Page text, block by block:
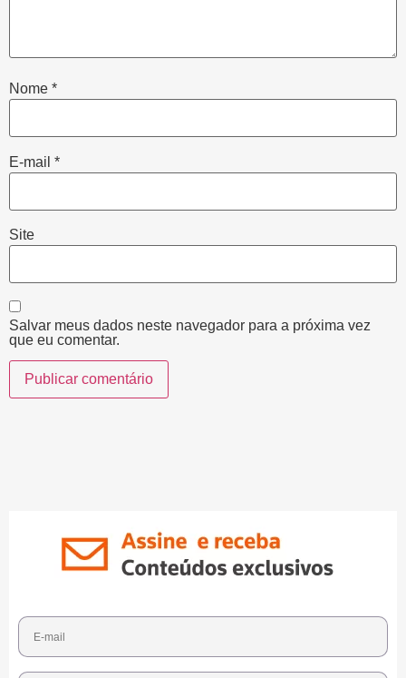
Nome *
E-mail *
Site
Salvar meus dados neste navegador para a próxima vez
que eu comentar.